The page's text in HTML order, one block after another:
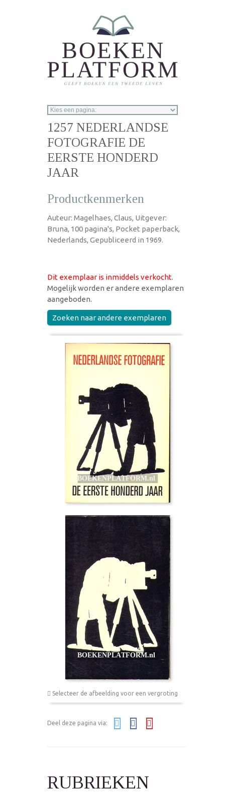
1257 NEDERLANDSE
FOTOGRAFIE DE
EERSTE HONDERD
JAAR
Productkenmerken
Auteur: Magelhaes, Claus, Uitgever:
Bruna, 100 pagina's, Pocket paperback,
Nederlands, Gepubliceerd in 1969.
Dit exemplaar is inmiddels verkocht.
Mogelijk worden er andere exemplaren
aangeboden.
Zoeken naar andere exemplaren
Selecteer de afbeelding voor een vergroting
Deel deze pagina via:
RUBRIEKEN